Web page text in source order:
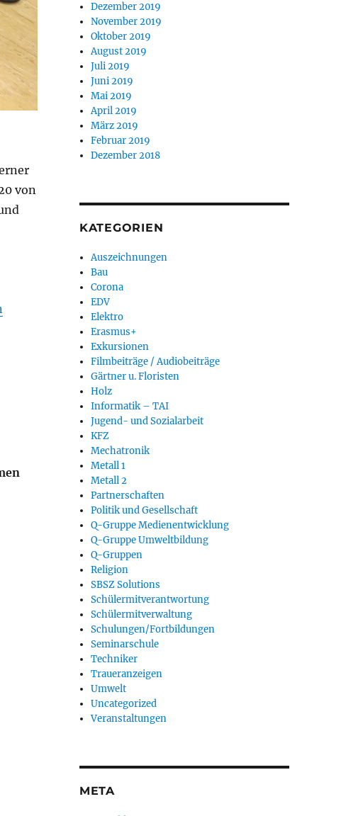
von
Schreiner-Innung Forchheim“
Dezember 2019
November 2019
Oktober 2019
August 2019
Juli 2019
Juni 2019
Mai 2019
April 2019
März 2019
Februar 2019
Dezember 2018
KATEGORIEN
Auszeichnungen
Bau
Corona
EDV
Elektro
Erasmus+
Exkursionen
Filmbeiträge / Audiobeiträge
Gärtner u. Floristen
Holz
Informatik – TAI
Jugend- und Sozialarbeit
KFZ
Mechatronik
Metall 1
Metall 2
Partnerschaften
Politik und Gesellschaft
Q-Gruppe Medienentwicklung
Q-Gruppe Umweltbildung
Q-Gruppen
Religion
SBSZ Solutions
Schülermitverantwortung
Schülermitverwaltung
Schulungen/Fortbildungen
Seminarschule
Techniker
Traueranzeigen
Umwelt
Uncategorized
Veranstaltungen
META